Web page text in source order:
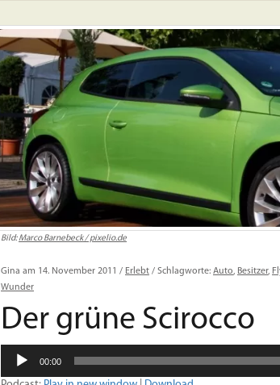
Bild:Marco Barnebeck / pixelio.de
Gina am 14. November 2011 / Erlebt / Schlagworte: Auto, Besitzer,
Wunder
Der grüne Scirocco
Audio-
Player
00:00